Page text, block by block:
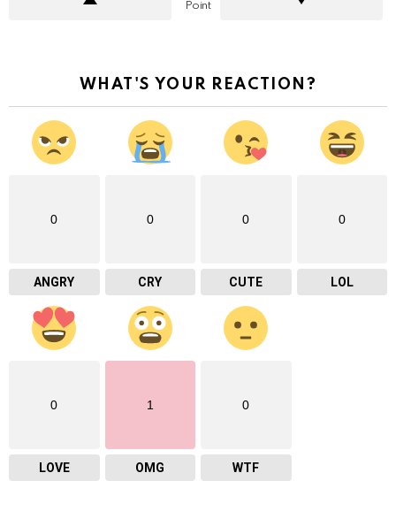
Point
WHAT'S YOUR REACTION?
0
ANGRY
0
CRY
0
CUTE
0
LOL
0
LOVE
1
OMG
0
WTF